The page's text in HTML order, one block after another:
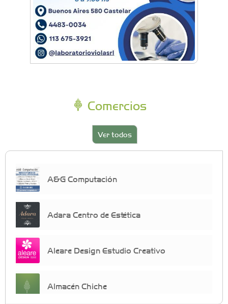
Comercios
Ver todos
A&G Computación
Adara Centro de Estética
Aleare Design Estudio Creativo
Almacén Chiche